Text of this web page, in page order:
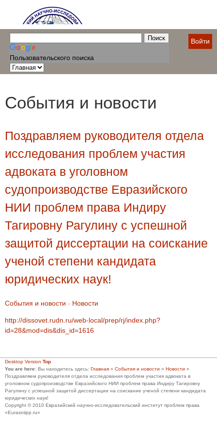
Пользовательского поиска
Войти
События и новости
Поздравляем руководителя отдела
исследования проблем участия
адвоката в уголовном
судопроизводстве Евразийского
НИИ проблем права Индиру
Тагировну Рагулину с успешной
защитой диссертации на соискание
ученой степени кандидата
юридических наук!
События и новости - Новости
http://dissovet.rudn.ru/web-local/prep/rj/index.php?
id=28&mod=dis&dis_id=1616
Desktop Version Top
You are here: Вы находитесь здесь: Главная » События и новости » Новости »
Поздравляем руководителя отдела исследования проблем участия адвоката в
уголовном судопроизводстве Евразийского НИИ проблем права Индиру Тагировну
Рагулину с успешной защитой диссертации на соискание ученой степени кандидата
юридических наук!
Copyright © 2010 Евразийский научно-исследовательский институт проблем права
«Eurasniipp.ru»